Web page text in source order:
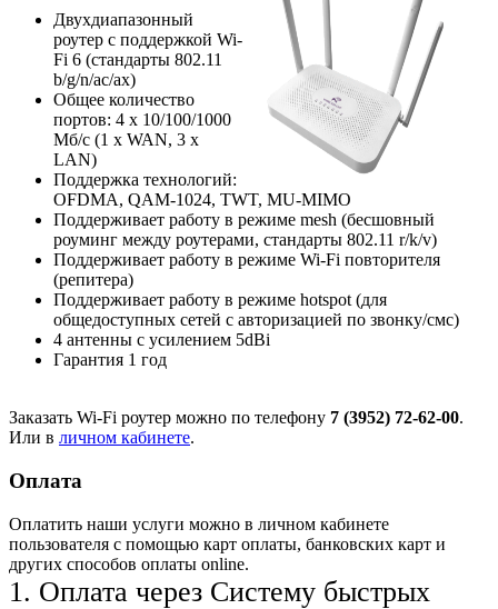
Двухдиапазонный
роутер с поддержкой Wi-
Fi 6 (стандарты 802.11
b/g/n/ac/ax)
Общее количество
портов: 4 х 10/100/1000
Мб/с (1 x WAN, 3 x
LAN)
Поддержка технологий:
OFDMA, QAM-1024, TWT, MU-MIMO
Поддерживает работу в режиме mesh (бесшовный
роуминг между роутерами, стандарты 802.11 r/k/v)
Поддерживает работу в режиме Wi-Fi повторителя
(репитера)
Поддерживает работу в режиме hotspot (для
общедоступных сетей с авторизацией по звонку/смс)
4 антенны с усилением 5dBi
Гарантия 1 год
Заказать Wi-Fi роутер можно по телефону 7 (3952) 72-62-00.
Или в личном кабинете.
Оплата
Оплатить наши услуги можно в личном кабинете
пользователя с помощью карт оплаты, банковских карт и
других способов оплаты online.
1. Оплата через Систему быстрых